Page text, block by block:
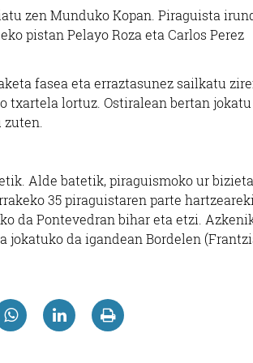
zen Munduko Kopan. Piraguista
pistan Pelayo Roza eta Carlos Perez
fasea eta erraztasunez sailkatu
txartela lortuz. Ostiralean bertan jokatu
Alde batetik, piraguismoko ur
35 piraguistaren parte
da Pontevedran bihar eta etzi.
da igandean Bordelen
ARKUPE HORTZ